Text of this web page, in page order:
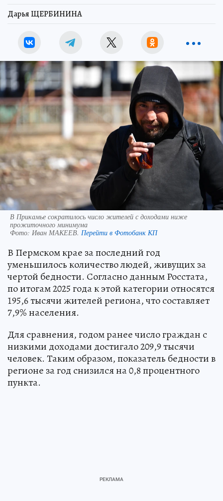
Дарья ЩЕРБИНИНА
В Прикамье сократилось число жителей с доходами ниже
прожиточного минимума
Фото: Иван МАКЕЕВ. Перейти в Фотобанк КП
В Пермском крае за последний год
уменьшилось количество людей, живущих за
чертой бедности. Согласно данным Росстата,
по итогам 2025 года к этой категории относятся
195,6 тысячи жителей региона, что составляет
7,9% населения.
Для сравнения, годом ранее число граждан с
низкими доходами достигало 209,9 тысячи
человек. Таким образом, показатель бедности в
регионе за год снизился на 0,8 процентного
пункта.